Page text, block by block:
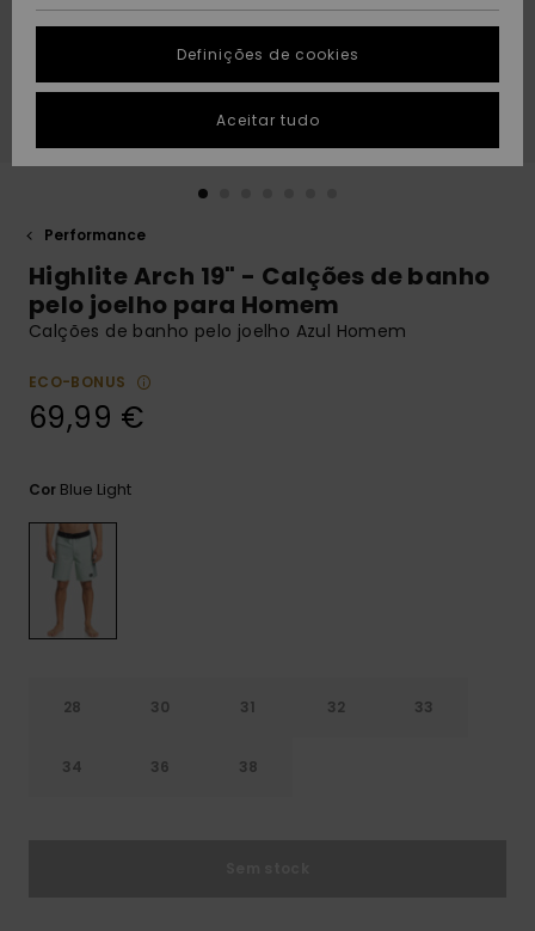
Coleções
Highlights
Guia de
tamanhos
conversa para
obteres a
resposta mais
rápida à tua
conversa
Encontra
respostas
PRESENTE
DESEJO
Performance
Highlite Arch 19" - Calções de banho
pelo joelho para Homem
Calções de banho pelo joelho Azul Homem
ECO-BONUS
69,99 €
Cor Blue Light
28 30 31 32 33
34 36 38
Definições de cookies
Aceitar tudo